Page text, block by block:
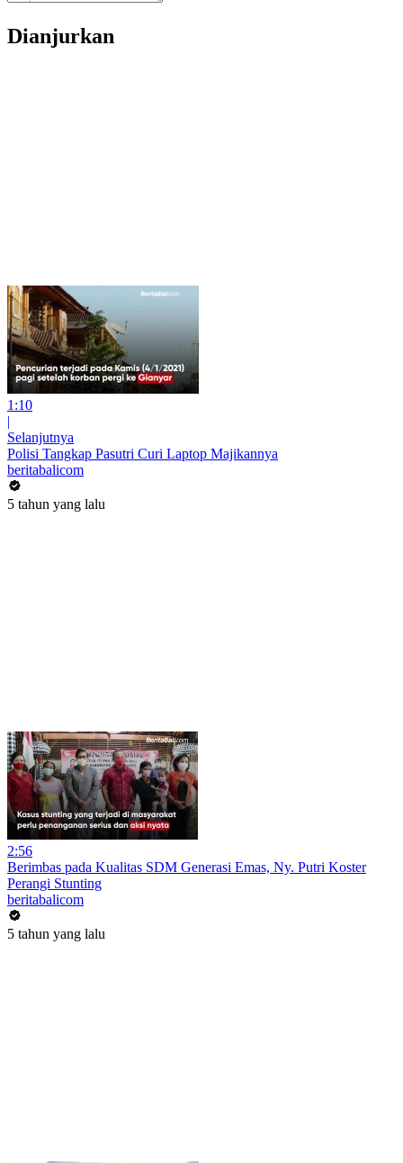
Dianjurkan
1:10
|
Selanjutnya
Polisi Tangkap Pasutri Curi Laptop Majikannya
beritabalicom
5 tahun yang lalu
2:56
Berimbas pada Kualitas SDM Generasi Emas, Ny. Putri Koster
Perangi Stunting
beritabalicom
5 tahun yang lalu